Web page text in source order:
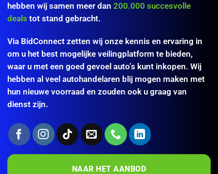
hebben wij samen meer dan 200.000 succesvolle
deals tot stand gebracht.
Via BidConnect zetten wij onze kennis en ervaring in
om u het best mogelijke veilingplatform te bieden,
waar u met een goed gevoel auto’s kunt inkopen. Wij
hebben al veel autohandelaren blij mogen maken met
hun nieuwe voorraad en zouden ook u graag van
dienst zijn.
NAAR HET AANBOD